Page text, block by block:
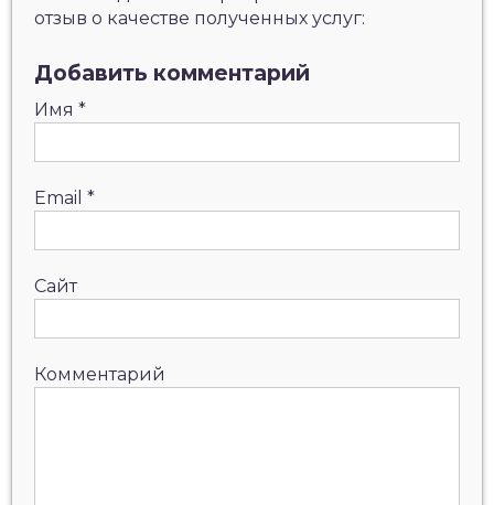
отзыв о качестве полученных услуг:
Добавить комментарий
Имя *
Email *
Сайт
Комментарий